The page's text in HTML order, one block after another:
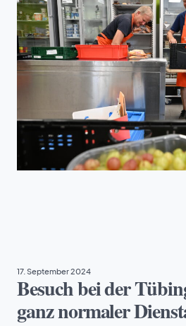
17. September 2024
Besuch bei der
ganz normaler